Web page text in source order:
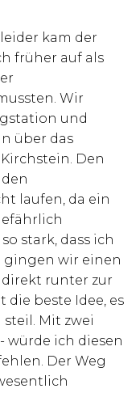
kam der
früher auf als
Wir
und
über das
Den
laufen, da ein
stark, dass ich
gingen wir einen
runter zur
die beste Idee, es
Mit zwei
würde ich diesen
Der Weg